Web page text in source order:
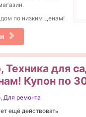
по низким ценам!
Техника для
Купон по
, Для ремонта
ещё действовать